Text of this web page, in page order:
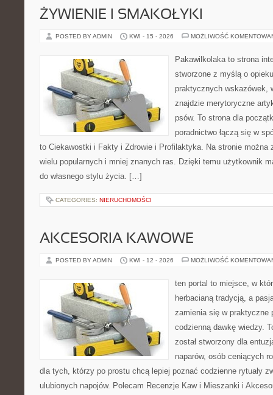
ŻYWIENIE I SMAKOŁYKI
POSTED BY ADMIN KWI - 15 - 2026 MOŻLIWOŚĆ
Pakawilkolaka to strona
stworzone z myślą o
praktycznych wskazówek,
znajdzie merytoryczne
psów. To strona dla
poradnictwo łączą się w
to Ciekawostki i Fakty i Zdrowie i Profilaktyka. Na stronie można
wielu popularnych i mniej znanych ras. Dzięki temu użytkownik
do własnego stylu życia. […]
CATEGORIES: NIERUCHOMOŚCI
AKCESORIA KAWOWE
POSTED BY ADMIN KWI - 12 - 2026 MOŻLIWOŚĆ
ten portal to miejsce, w
herbacianą tradycją, a
zamienia się w praktyczne
codzienną dawkę wiedzy.
został stworzony dla
naparów, osób ceniących
dla tych, którzy po prostu chcą lepiej poznać codzienne rytuały
ulubionych napojów. Polecam Recenzje Kaw i Mieszanki i